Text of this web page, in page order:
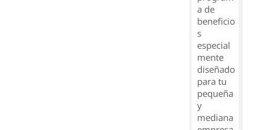
a de
beneficio
s
especial
mente
diseñado
para tu
pequeña
y
mediana